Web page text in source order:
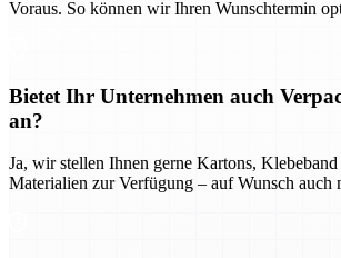
Voraus. So können wir Ihren Wunschtermin
Bietet Ihr Unternehmen auch
an?
Ja, wir stellen Ihnen gerne Kartons,
Materialien zur Verfügung – auf Wunsch auch